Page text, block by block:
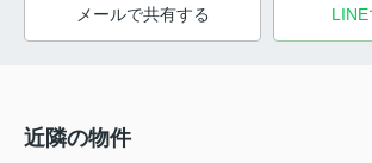
メールで共有する
近隣の物件